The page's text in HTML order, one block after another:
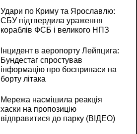
Удари по Криму та Ярославлю:
СБУ підтвердила ураження
кораблів ФСБ і великого НПЗ
Інцидент в аеропорту Лейпцига:
Бундестаг спростував
інформацію про боєприпаси на
борту літака
Мережа насмішила реакція
хаски на пропозицію
відправитися до парку (ВІДЕО)